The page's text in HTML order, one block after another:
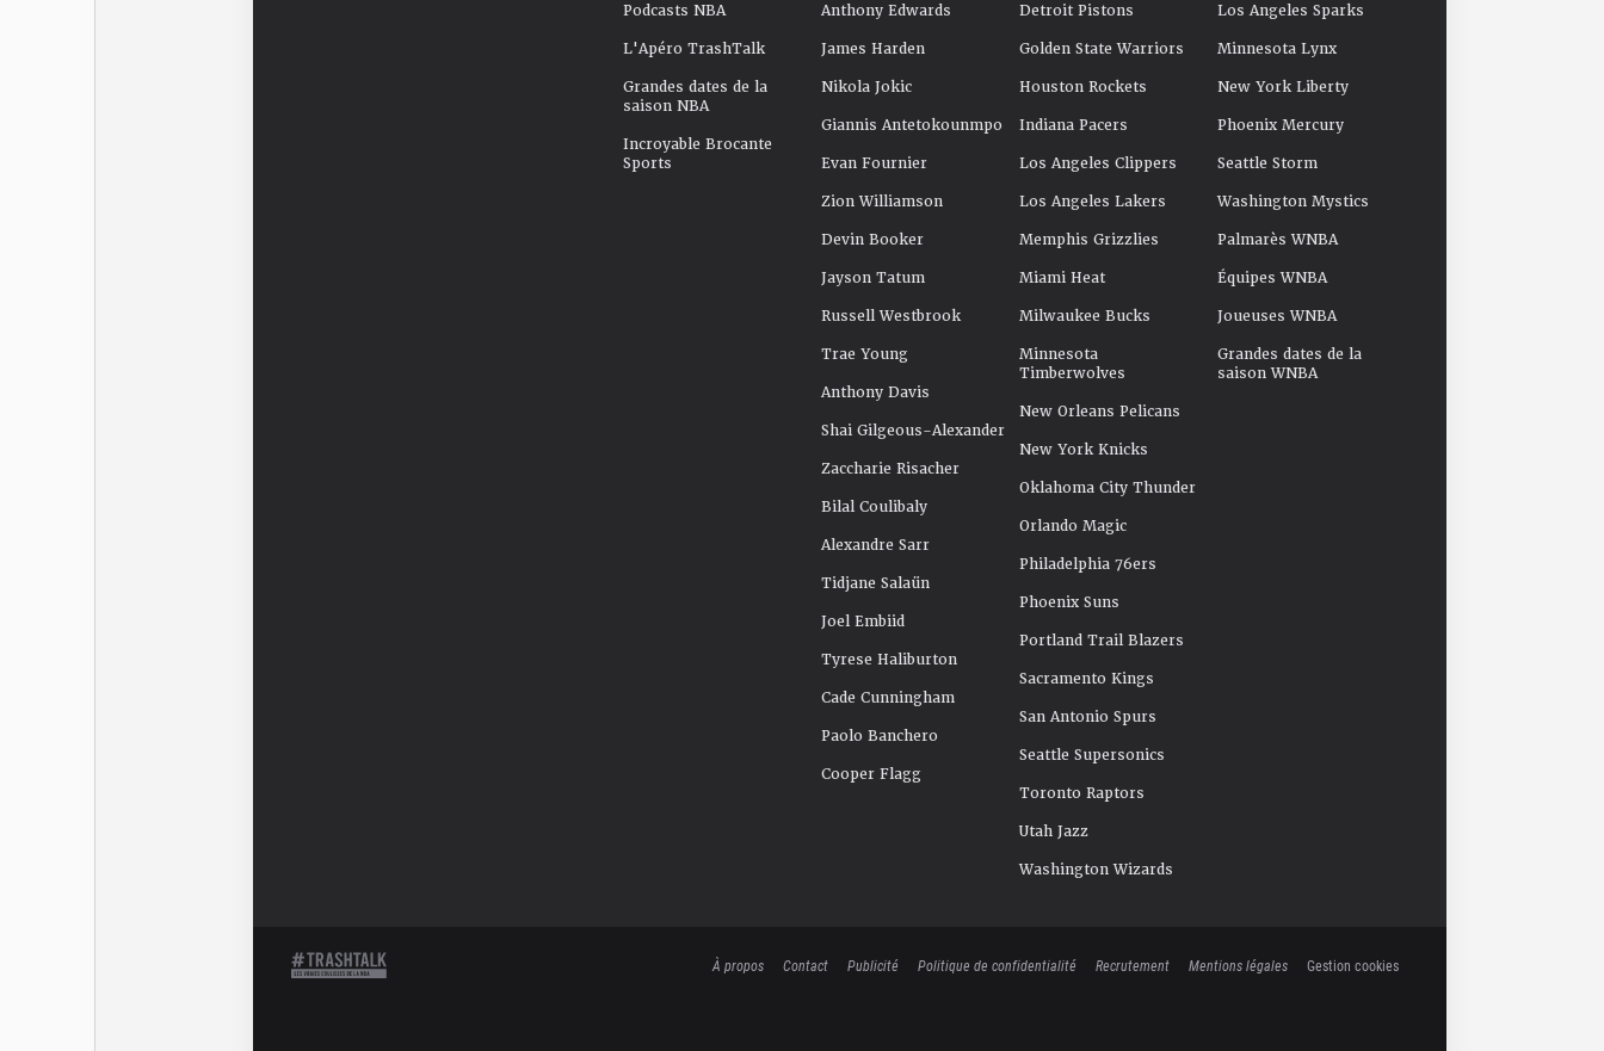
Podcasts NBA
L'Apéro TrashTalk
Grandes dates de la
saison NBA
Incroyable Brocante
Sports
Anthony Edwards
James Harden
Nikola Jokic
Giannis Antetokounmpo
Evan Fournier
Zion Williamson
Devin Booker
Jayson Tatum
Russell Westbrook
Trae Young
Anthony Davis
Shai Gilgeous-Alexander
Zaccharie Risacher
Bilal Coulibaly
Alexandre Sarr
Tidjane Salaün
Joel Embiid
Tyrese Haliburton
Cade Cunningham
Paolo Banchero
Cooper Flagg
Detroit Pistons
Golden State Warriors
Houston Rockets
Indiana Pacers
Los Angeles Clippers
Los Angeles Lakers
Memphis Grizzlies
Miami Heat
Milwaukee Bucks
Minnesota
Timberwolves
New Orleans Pelicans
New York Knicks
Oklahoma City Thunder
Orlando Magic
Philadelphia 76ers
Phoenix Suns
Portland Trail Blazers
Sacramento Kings
San Antonio Spurs
Seattle Supersonics
Toronto Raptors
Utah Jazz
Washington Wizards
Los Angeles Sparks
Minnesota Lynx
New York Liberty
Phoenix Mercury
Seattle Storm
Washington Mystics
Palmarès WNBA
Équipes WNBA
Joueuses WNBA
Grandes dates de la
saison WNBA
À propos Contact Publicité Politique de confidentialité Recrutement Mentions légales Gestion cookies